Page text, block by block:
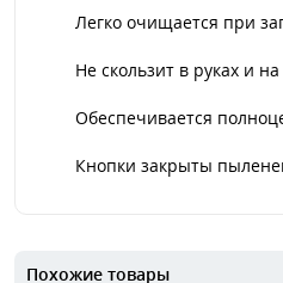
Легко очищается при
Не скользит в руках и
Обеспечивается
Кнопки закрыты
Похожие товары